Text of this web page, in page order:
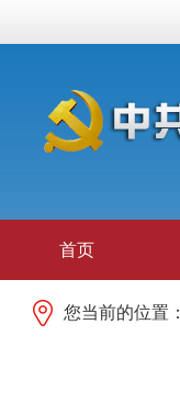
首页
您当前的位置：